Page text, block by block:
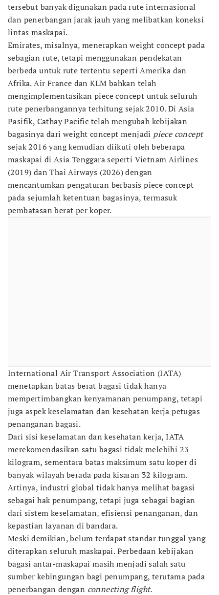
tersebut banyak digunakan pada rute internasional
dan penerbangan jarak jauh yang melibatkan koneksi
lintas maskapai.
Emirates, misalnya, menerapkan weight concept pada
sebagian rute, tetapi menggunakan pendekatan
berbeda untuk rute tertentu seperti Amerika dan
Afrika. Air France dan KLM bahkan telah
mengimplementasikan piece concept untuk seluruh
rute penerbangannya terhitung sejak 2010. Di Asia
Pasifik, Cathay Pacific telah mengubah kebijakan
bagasinya dari weight concept menjadi piece concept
sejak 2016 yang kemudian diikuti oleh beberapa
maskapai di Asia Tenggara seperti Vietnam Airlines
(2019) dan Thai Airways (2026) dengan
mencantumkan pengaturan berbasis piece concept
pada sejumlah ketentuan bagasinya, termasuk
pembatasan berat per koper.
International Air Transport Association (IATA)
menetapkan batas berat bagasi tidak hanya
mempertimbangkan kenyamanan penumpang, tetapi
juga aspek keselamatan dan kesehatan kerja petugas
penanganan bagasi.
Dari sisi keselamatan dan kesehatan kerja, IATA
merekomendasikan satu bagasi tidak melebihi 23
kilogram, sementara batas maksimum satu koper di
banyak wilayah berada pada kisaran 32 kilogram.
Artinya, industri global tidak hanya melihat bagasi
sebagai hak penumpang, tetapi juga sebagai bagian
dari sistem keselamatan, efisiensi penanganan, dan
kepastian layanan di bandara.
Meski demikian, belum terdapat standar tunggal yang
diterapkan seluruh maskapai. Perbedaan kebijakan
bagasi antar-maskapai masih menjadi salah satu
sumber kebingungan bagi penumpang, terutama pada
penerbangan dengan connecting flight.